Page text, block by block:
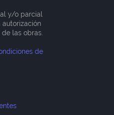
y/o parcial
autorización
las obras.
de